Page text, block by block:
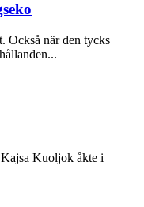
Också när den tycks
Kuoljok åkte i